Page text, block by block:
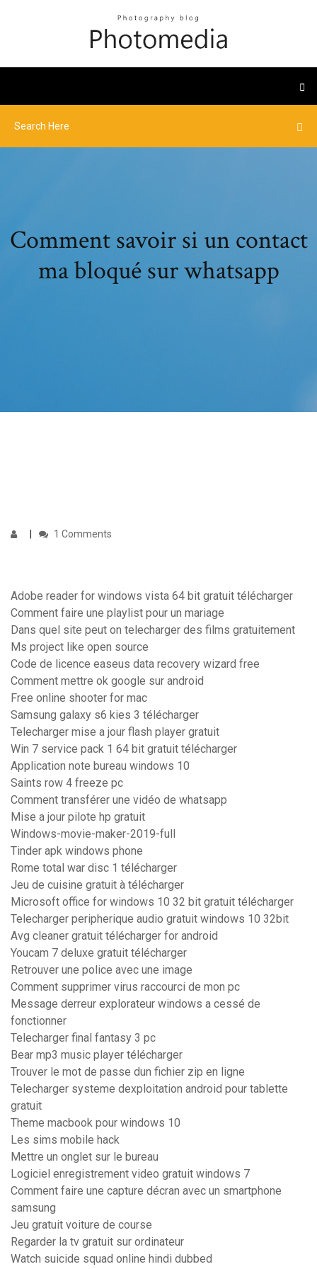
Comment savoir si un contact
ma bloqué sur whatsapp
1 Comments
Adobe reader for windows vista 64 bit gratuit télécharger
Comment faire une playlist pour un mariage
Dans quel site peut on telecharger des films gratuitement
Ms project like open source
Code de licence easeus data recovery wizard free
Comment mettre ok google sur android
Free online shooter for mac
Samsung galaxy s6 kies 3 télécharger
Telecharger mise a jour flash player gratuit
Win 7 service pack 1 64 bit gratuit télécharger
Application note bureau windows 10
Saints row 4 freeze pc
Comment transférer une vidéo de whatsapp
Mise a jour pilote hp gratuit
Windows-movie-maker-2019-full
Tinder apk windows phone
Rome total war disc 1 télécharger
Jeu de cuisine gratuit à télécharger
Microsoft office for windows 10 32 bit gratuit télécharger
Telecharger peripherique audio gratuit windows 10 32bit
Avg cleaner gratuit télécharger for android
Youcam 7 deluxe gratuit télécharger
Retrouver une police avec une image
Comment supprimer virus raccourci de mon pc
Message derreur explorateur windows a cessé de
fonctionner
Telecharger final fantasy 3 pc
Bear mp3 music player télécharger
Trouver le mot de passe dun fichier zip en ligne
Telecharger systeme dexploitation android pour tablette
gratuit
Theme macbook pour windows 10
Les sims mobile hack
Mettre un onglet sur le bureau
Logiciel enregistrement video gratuit windows 7
Comment faire une capture décran avec un smartphone
samsung
Jeu gratuit voiture de course
Regarder la tv gratuit sur ordinateur
Watch suicide squad online hindi dubbed